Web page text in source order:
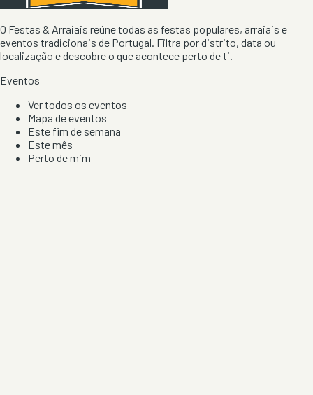
O Festas & Arraiais reúne todas as festas populares, arraiais e
eventos tradicionais de Portugal. Filtra por distrito, data ou
localização e descobre o que acontece perto de ti.
Eventos
Ver todos os eventos
Mapa de eventos
Este fim de semana
Este mês
Perto de mim